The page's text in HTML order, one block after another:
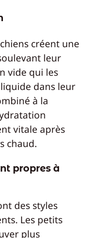
créent une
leur
vide qui les
dans leur
à la
vitale après
chaud.
propres à
des styles
Les petits
plus